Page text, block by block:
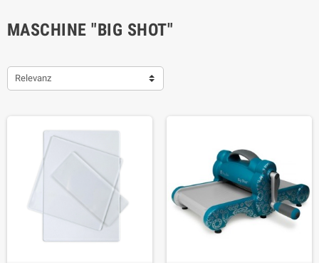
MASCHINE "BIG SHOT"
Relevanz